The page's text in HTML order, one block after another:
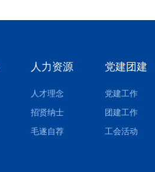
人力资源
人才理念
招贤纳士
毛遂自荐
党建团建
党建工作
团建工作
工会活动